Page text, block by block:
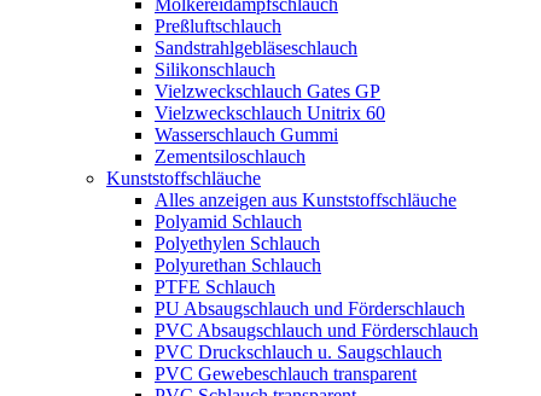
Molkereidampfschlauch
Preßluftschlauch
Sandstrahlgebläseschlauch
Silikonschlauch
Vielzweckschlauch Gates GP
Vielzweckschlauch Unitrix 60
Wasserschlauch Gummi
Zementsiloschlauch
Kunststoffschläuche
Alles anzeigen aus Kunststoffschläuche
Polyamid Schlauch
Polyethylen Schlauch
Polyurethan Schlauch
PTFE Schlauch
PU Absaugschlauch und Förderschlauch
PVC Absaugschlauch und Förderschlauch
PVC Druckschlauch u. Saugschlauch
PVC Gewebeschlauch transparent